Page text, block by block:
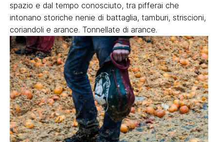
spazio e dal tempo conosciuto, tra pifferai che
intonano storiche nenie di battaglia, tamburi, striscioni,
coriandoli e arance. Tonnellate di arance.